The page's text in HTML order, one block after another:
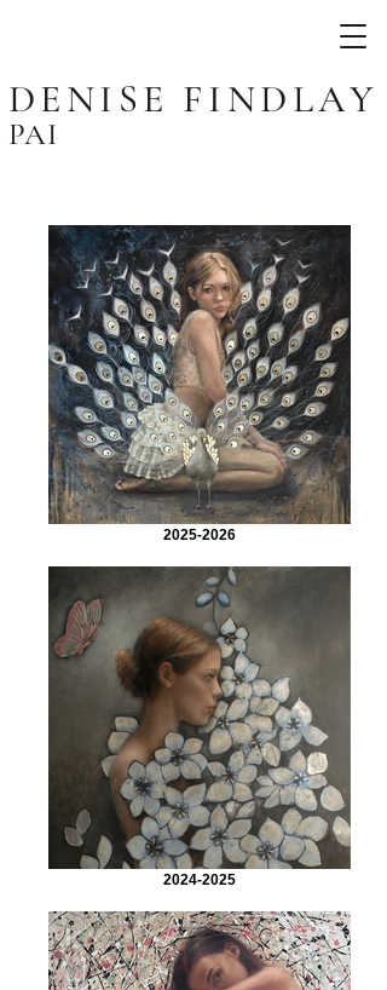
DENISE FINDLAY
PAI
2025-2026
2024-2025